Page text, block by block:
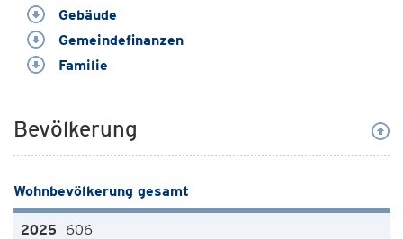
Gebäude
Gemeindefinanzen
Familie
Bevölkerung
Wohnbevölkerung gesamt
606